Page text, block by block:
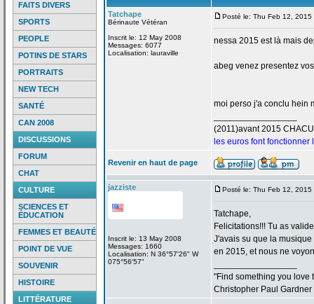
FAITS DIVERS
SPORTS
PEOPLE
POTINS DE STARS
PORTRAITS
NEW TECH
SANTÉ
CAN 2008
DISCUSSIONS
FORUM
CHAT
CULTURE
SCIENCES ET
ÉDUCATION
FEMMES ET BEAUTÉ
POINT DE VUE
SOUVENIR
HISTOIRE
LITTÉRATURE
Tatchape
Bérinaute Vétéran
Inscrit le: 12 May 2008
Messages: 6077
Localisation: lauraville
Posté le: Thu Feb 12, 2015
nessa 2015 est là mais
abeg venez presentez
moi perso j'a conclu hein
(2011)avant 2015
les euros font fonctionner
Revenir en haut de page
jazziste
Inscrit le: 13 May 2008
Messages: 1660
Localisation: N 36°57'26" W
075°56'57"
Posté le: Thu Feb 12, 2015
Tatchape,
Felicitations!!! Tu as
J'avais su que la musique
en 2015, et nous ne
"Find something you love
Christopher Paul Gardner